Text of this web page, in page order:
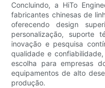
Concluindo, a HiTo
fabricantes chinesas de
oferecendo design
personalização, suporte
inovação e pesquisa
qualidade e
escolha para empresas
equipamentos de alto
produção.